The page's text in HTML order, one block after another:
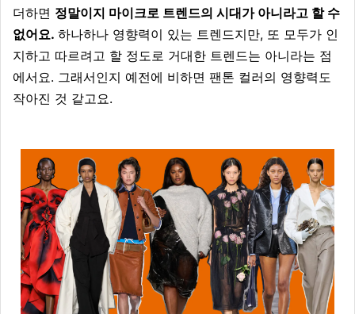
더하면 정말이지 마이크로 트렌드의 시대가 아니라고 할 수
없어요. 하나하나 영향력이 있는 트렌드지만, 또 모두가 인
지하고 따르려고 할 정도로 거대한 트렌드는 아니라는 점
에서요. 그래서인지 예전에 비하면 팬톤 컬러의 영향력도
작아진 것 같고요.